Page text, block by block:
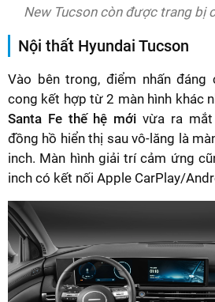
New Tucson còn được trang bị
Nội thất Hyundai Tucson
Vào bên trong, điểm nhấn đáng
cong kết hợp từ 2 màn hình khác
Santa Fe thế hệ mới vừa ra
đồng hồ hiển thị sau vô-lăng là
inch. Màn hình giải trí cảm ứng
inch có kết nối Apple CarPlay/